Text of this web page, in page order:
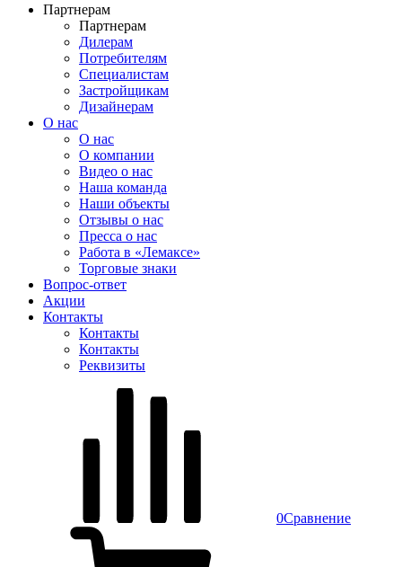
Партнерам
Партнерам
Дилерам
Потребителям
Специалистам
Застройщикам
Дизайнерам
О нас
О нас
О компании
Видео о нас
Наша команда
Наши объекты
Отзывы о нас
Пресса о нас
Работа в «Лемаксе»
Торговые знаки
Вопрос-ответ
Акции
Контакты
Контакты
Контакты
Реквизиты
0Сравнение